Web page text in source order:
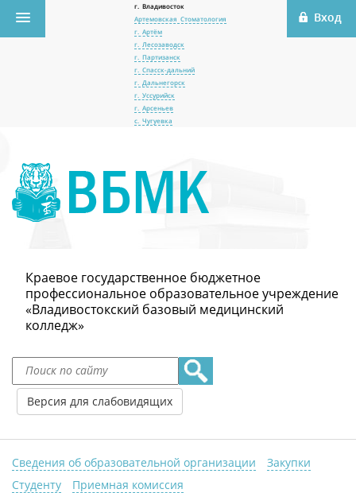
г. Владивосток
Артемовская Стоматология
г. Артём
г. Лесозаводск
г. Партизанск
г. Спасск-дальний
г. Дальнегорск
г. Уссурийск
г. Арсеньев
с. Чугуевка
Краевое государственное бюджетное
профессиональное образовательное учреждение
«Владивостокский базовый медицинский
колледж»
Версия для слабовидящих
Сведения об образовательной организации
Закупки
Студенту
Приемная комиссия